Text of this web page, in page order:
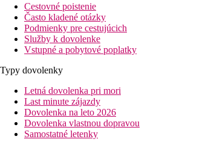
Cestovné poistenie
Často kladené otázky
Podmienky pre cestujúcich
Služby k dovolenke
Vstupné a pobytové poplatky
Typy dovolenky
Letná dovolenka pri mori
Last minute zájazdy
Dovolenka na leto 2026
Dovolenka vlastnou dopravou
Samostatné letenky